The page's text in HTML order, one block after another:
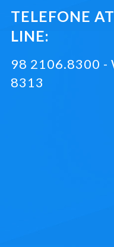
TELEFONE
LINE:
98 2106.8300 -
8313